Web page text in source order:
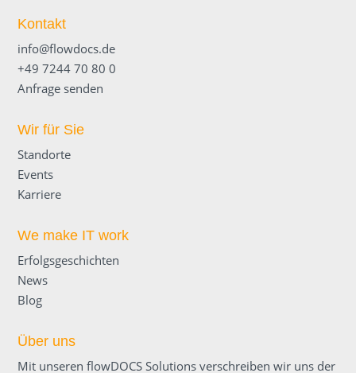
Kontakt
info@flowdocs.de
+49 7244 70 80 0
Anfrage senden
Wir für Sie
Standorte
Events
Karriere
We make IT work
Erfolgsgeschichten
News
Blog
Über uns
Mit unseren flowDOCS Solutions verschreiben wir uns der